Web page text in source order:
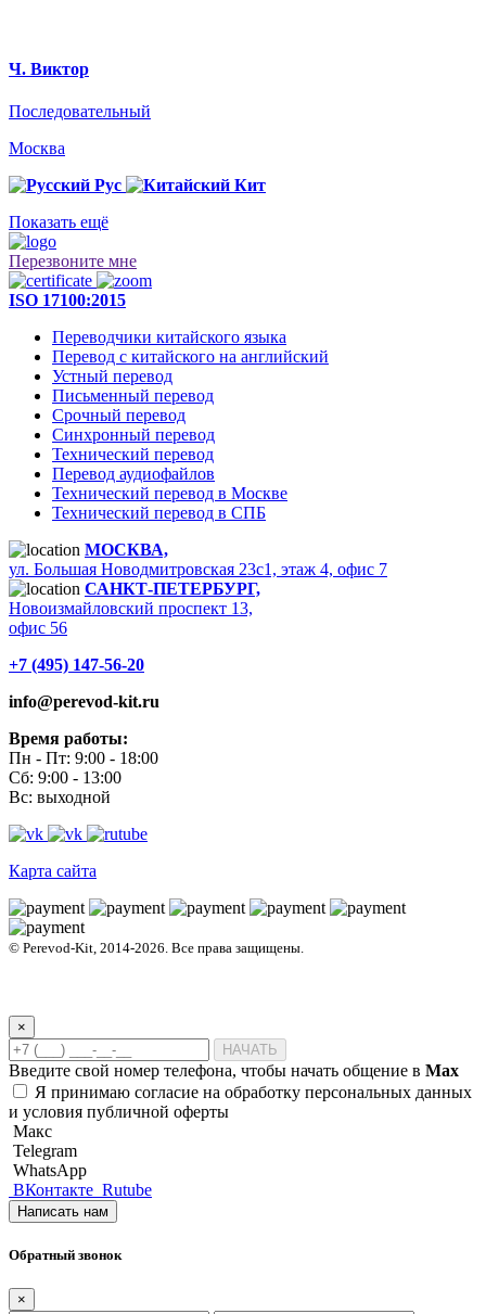
Ч. Виктор
Последовательный
Москва
Рус
Кит
Показать ещё
Перезвоните мне
ISO 17100:2015
Переводчики китайского языка
Перевод с китайского на английский
Устный перевод
Письменный перевод
Срочный перевод
Синхронный перевод
Технический перевод
Перевод аудиофайлов
Технический перевод в Москве
Технический перевод в СПБ
МОСКВА,
ул. Большая Новодмитровская 23с1, этаж 4, офис 7
САНКТ-ПЕТЕРБУРГ,
Новоизмайловский проспект 13,
офис 56
+7 (495) 147-56-20
info@perevod-kit.ru
Время работы:
Пн - Пт: 9:00 - 18:00
Сб: 9:00 - 13:00
Вс: выходной
Карта сайта
© Perevod-Kit, 2014-2026. Все права защищены.
×
НАЧАТЬ
Введите свой номер телефона, чтобы начать общение в Max
Я принимаю согласие на обработку персональных данных
и условия публичной оферты
Макс
Telegram
WhatsApp
ВКонтакте Rutube
Написать нам
Обратный звонок
×